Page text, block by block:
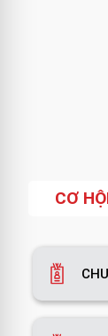
CƠ